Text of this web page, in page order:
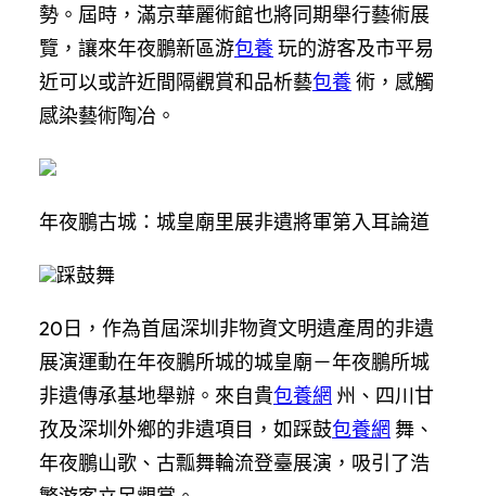
勢。屆時，滿京華麗術館也將同期舉行藝術展
覽，讓來年夜鵬新區游包養玩的游客及市平易
近可以或許近間隔觀賞和品析藝包養術，感觸
感染藝術陶冶。
年夜鵬古城：城皇廟里展非遺將軍第入耳論道
踩鼓舞
20日，作為首屆深圳非物資文明遺產周的非遺
展演運動在年夜鵬所城的城皇廟－年夜鵬所城
非遺傳承基地舉辦。來自貴包養網 州、四川甘
孜及深圳外鄉的非遺項目，如踩鼓包養網 舞、
年夜鵬山歌、古瓢舞輪流登臺展演，吸引了浩